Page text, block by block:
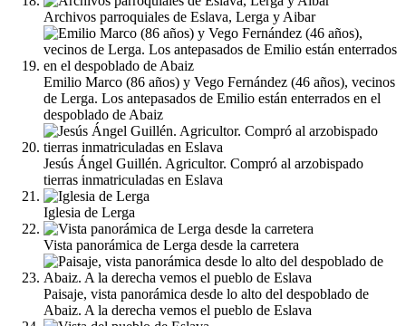
Archivos parroquiales de Eslava, Lerga y Aibar
Emilio Marco (86 años) y Vego Fernández (46 años), vecinos
de Lerga. Los antepasados de Emilio están enterrados en el
despoblado de Abaiz
Jesús Ángel Guillén. Agricultor. Compró al arzobispado
tierras inmatriculadas en Eslava
Iglesia de Lerga
Vista panorámica de Lerga desde la carretera
Paisaje, vista panorámica desde lo alto del despoblado de
Abaiz. A la derecha vemos el pueblo de Eslava